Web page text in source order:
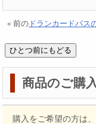
« 前の ドランカードパス
商品のご購
購入をご希望の方は